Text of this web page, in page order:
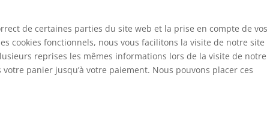
de certaines parties du site web et la prise en compte de vos
cookies fonctionnels, nous vous facilitons la visite de notre site
reprises les mêmes informations lors de la visite de
panier jusqu’à votre paiement. Nous pouvons placer ces